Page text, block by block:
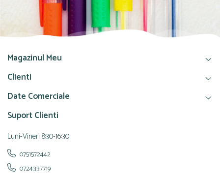
Magazinul Meu
Clienti
Date Comerciale
Suport Clienti
Luni-Vineri 8:30-16:30
0751572442
0724337719